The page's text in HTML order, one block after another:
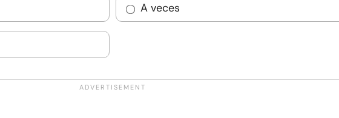
A veces